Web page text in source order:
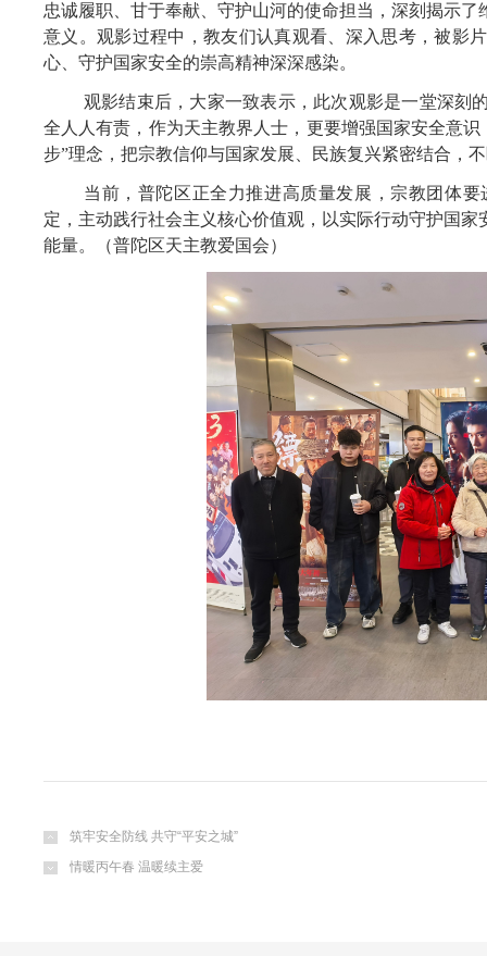
忠诚履职、甘于奉献、守护山河的使命担当，深刻揭示
意义。观影过程中，教友们认真观看、深入思考，被影
心、守护国家安全的崇高精神深深感染。
观影结束后，大家一致表示，此次观影是一堂深刻
全人人有责，作为天主教界人士，更要增强国家安全意
步”理念 ，把宗教信仰与国家发展、民族复兴紧密结合，
当前，普陀区正全力推进高质量发展，宗教团体
定，主动践行社会主义核心价值观，以实际行动守护国
能量。（普陀区天主教爱国会）
筑牢安全防线 共守“平安之城”
情暖丙午春 温暖续主爱